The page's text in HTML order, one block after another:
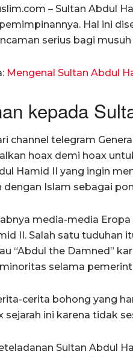
– Sultan Abdul
Hal ini
serius bagi
Mengenal Sultan Abdul
kepada
channel telegram
hoax demi hoax
Hamid II yang ingin
dengan Islam sebagai
media-media
II. Salah satu tuduhan
“Abdul the Damned”
selama
cerita bohong yang
sejarah ini karena tidak
Sultan Abdul